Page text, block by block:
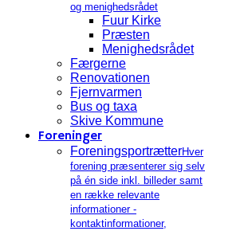
og menighedsrådet
Fuur Kirke
Præsten
Menighedsrådet
Færgerne
Renovationen
Fjernvarmen
Bus og taxa
Skive Kommune
Foreninger
ForeningsportrætterHver
forening præsenterer sig selv
på én side inkl. billeder samt
en række relevante
informationer -
kontaktinformationer,